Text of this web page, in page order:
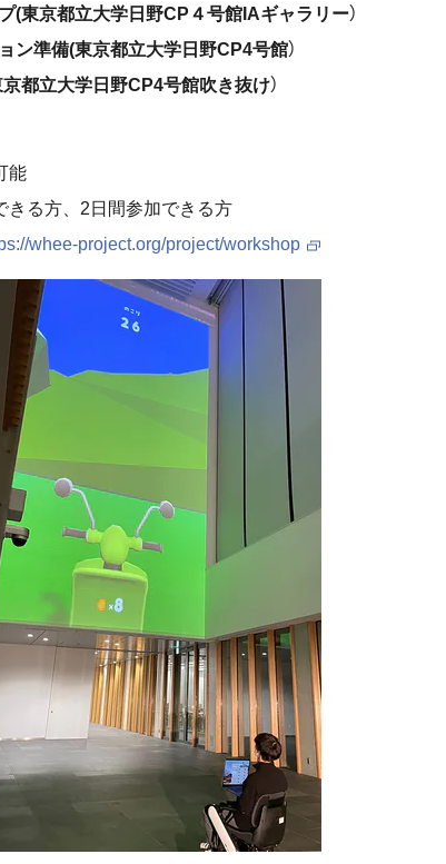
(東京都立大学日野CP４号館IAギャラリー）
ン準備(東京都立大学日野CP4号館）
学日野CP4号館吹き抜け）
能
る方、2日間参加できる方
whee-project.org/project/workshop